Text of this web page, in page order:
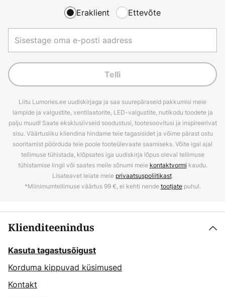
Eraklient Ettevõte
Telli
Liitu Lumories.ee uudiskirjaga ja saa suurepäraseid pakkumisi meie
lampide ja valgustite, ventilaatorite, LED-valgustite, nutikodu toodete ja
palju muud! Saate eksklusiivseid soodustusi, tootesoovitusi ja inspireerivat
sisu. Väärtusliku kliendina hindame teie tagasisidet ja võime pärast ostu
sooritamist pöörduda teie poole tooteülevaate saamiseks. Võite igal ajal
tellimuse tühistada, klõpsates iga uudiskirja lõpus oleval tellimuse
tühistamise lingil või saates meile sõnumi meie kontaktvormi kaudu.
Lisateavet leiate meie privaatsuspoliitikast.
*Miinimumtellimuse väärtus 99 €, ei kehti nendetootjatepuhul.
Klienditeenindus
Kasuta tagastusõigust
Korduma kippuvad küsimused
Kontakt